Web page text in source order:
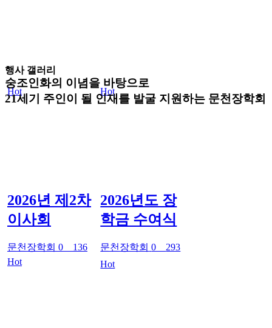
숭조인화의 이념을 바탕으로
21세기 주인이 될 인재를 발굴 지원하는 문천장학회
행사 갤러리
Hot
2026년 제2차
이사회
문천장학회 0 136
Hot
2026년도 장
학금 수여식
문천장학회 0 293
Hot
Hot